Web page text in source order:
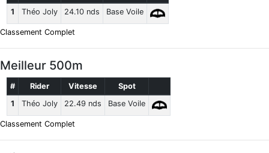
1
Théo Joly 24.10 nds Base Voile
Classement Complet
Meilleur 500m
# Rider Vitesse
Spot
1
Théo Joly 22.49 nds Base Voile
Classement Complet